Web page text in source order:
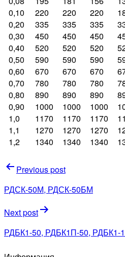
0,10
0,20
0,30
0,40
0,50
0,60
0,70
0,80
0,90
1,0
1,1
1,2
220
335
450
520
590
670
780
890
1000
1170
1270
1340
220
335
450
520
590
670
780
890
1000
1170
1270
1340
220
335
450
520
590
670
780
890
1000
1170
1270
1340
Навигация
по
записям
Previous post
РДСК-50М, РДСК-50БМ
Next post
РДБК1-50, РДБК1П-50, РДБК1-